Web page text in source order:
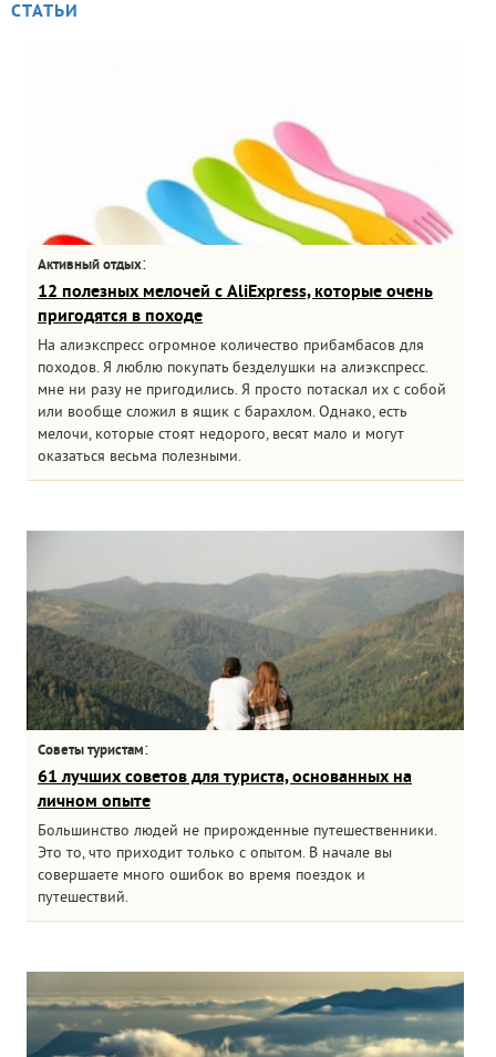
СТАТЬИ
Активный отдых:
12 полезных мелочей с AliExpress, которые очень
пригодятся в походе
На алиэкспресс огромное количество прибамбасов для
походов. Я люблю покупать безделушки на алиэкспресс.
мне ни разу не пригодились. Я просто потаскал их с собой
или вообще сложил в ящик с барахлом. Однако, есть
мелочи, которые стоят недорого, весят мало и могут
оказаться весьма полезными.
Советы туристам:
61 лучших советов для туриста, основанных на
личном опыте
Большинство людей не прирожденные путешественники.
Это то, что приходит только с опытом. В начале вы
совершаете много ошибок во время поездок и
путешествий.